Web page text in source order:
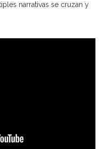
narrativas se cruzan y